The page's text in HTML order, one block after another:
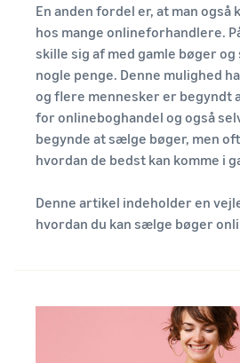
fiskebaseret
dyrefoder af høj
kvalitet fra en lokal
idé til en
blomstrende
sand historie, reel
vækst. Kunne du
være den næste?
Lavere
for dine
Find ud af taksterne for
Forsendelse via Amazon for
kvalificerede produkter med en
op til € 20.
Registrer dit brand hos
Amazon og få adgang til
brand-beskyttelse og
marketingværktøjer
Sådan sælger du
kæledyrsfoder online
Udvid dit salg af
kæledyrsfoder
Sådan sælger du
kosttilskud online
Udvid dit onlinesalg af
kosttilskud
Sådan sælger du
hovedtelefoner online
Sådan sælger du T-
En anden fordel er, at man også
hos mange onlineforhandlere.
skille sig af med gamle bøger
nogle penge. Denne mulighed
og flere mennesker er begyndt
for onlineboghandel og også
begynde at sælge bøger, men
hvordan de bedst kan komme i
Denne artikel indeholder en
hvordan du kan sælge bøger